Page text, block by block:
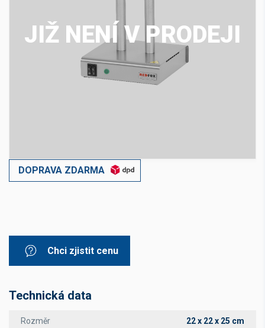
JIŽ NENÍ V PRODEJI
DOPRAVA ZDARMA
Chci zjistit cenu
Technická data
Rozměr 22 x 22 x 25 cm